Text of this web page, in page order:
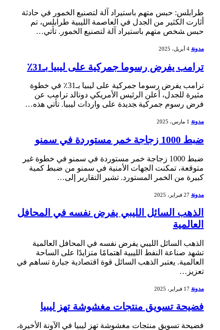
طرابلس: حبس متهم باستيراد آلة لتصنيع الخمور في​ حادثة
أثارت الكثير من الجدل في العاصمة الليبية طرابلس، تم
حبس ‍شخص متهم باستيراد آلة‌ لتصنيع الخمور. تأتي…
مدونة 4 أبريل، 2025
ترامب يفرض رسوما جمركية على ليبيا بـ31٪
ترامب يفرض رسوما جمركية على ليبيا بـ31٪ في خطوة⁣
مثيرة للجدل، أعلن الرئيس ⁢الأمريكي ‌دونالد ترامب عن ​
فرض رسوم جمركية ‍جديدة على واردات ليبيا. تأتي هذه…
مدونة 1 مارس، 2025
ضبط 1000 زجاجة خمر مستوردة في سمنو
ضبط 1000 زجاجة خمر مستوردة في سمنو في خطوة غير
متوقعة،⁣ تمكنت الجهات الأمنية في سمنو من ضبط ‌كمية
كبيرة‍ من‌ الخمر المستورد. تشير التقارير إلى…
مدونة 27 فبراير، 2025
الذهب السائل الليبي يفرض نفسه في المحافل
العالمية
الذهب السائل الليبي ⁤يفرض نفسه في المحافل العالمية
تشهد صناعة النفط الليبية اهتمامًا ​متزايدًا على الساحة
العالمية. يعتبر الذهب السائل قوة اقتصادية جبارة تساهم في
تعزيز…
مدونة 17 فبراير، 2025
فضيحة تسويق منتجات مغشوشة تهز ليبيا
فضيحة تسويق منتجات مغشوشة تهز ليبيا في الآونة الأخيرة،